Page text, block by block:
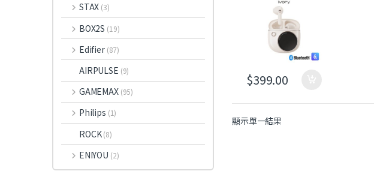
$399.00
顯示單一結果
STAX (3)
BOX2S (19)
Edifier (87)
AIRPULSE (9)
GAMEMAX (95)
Philips (1)
ROCK(8)
ENIYOU (2)